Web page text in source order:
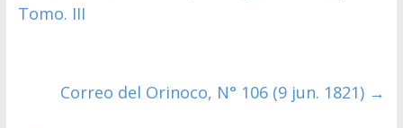
Tomo. III
Correo del Orinoco, N° 106 (9 jun. 1821) →